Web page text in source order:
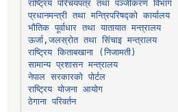
राष्ट्रिय परिचयपत्र तथा पञ्‍जीकरण विभाग
प्रधानमन्त्री तथा मन्त्रिपरिषद्को कार्यालय
भौतिक पूर्वाधार तथा यातायात मन्त्रालय
ऊर्जा,जलस्रोत तथा सिंचाइ मन्त्रालय
सामान्य प्रशासन मन्त्रालय
नेपाल सरकारको पोर्टल
राष्ट्रिय योजना आयोग
ठेगाना परिवर्तन